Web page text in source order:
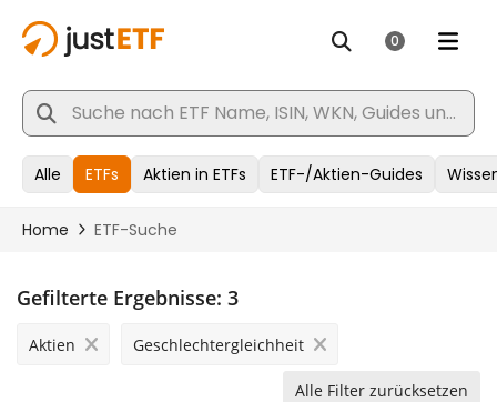
Gefilterte Ergebnisse: 3
Aktien Geschlechtergleichheit
Alle Filter zurücksetzen